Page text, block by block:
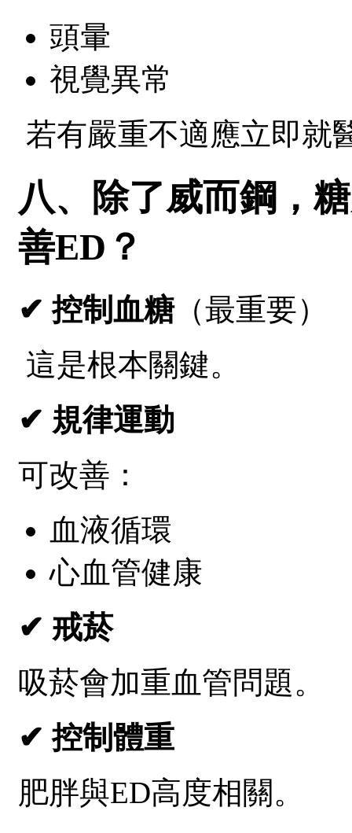
頭暈
視覺異常
若有嚴重不適應立即就
八、除了威而鋼，
善ED？
✔ 控制血糖（最重要）
這是根本關鍵。
✔ 規律運動
可改善：
血液循環
心血管健康
✔ 戒菸
吸菸會加重血管問題。
✔ 控制體重
肥胖與ED高度相關。